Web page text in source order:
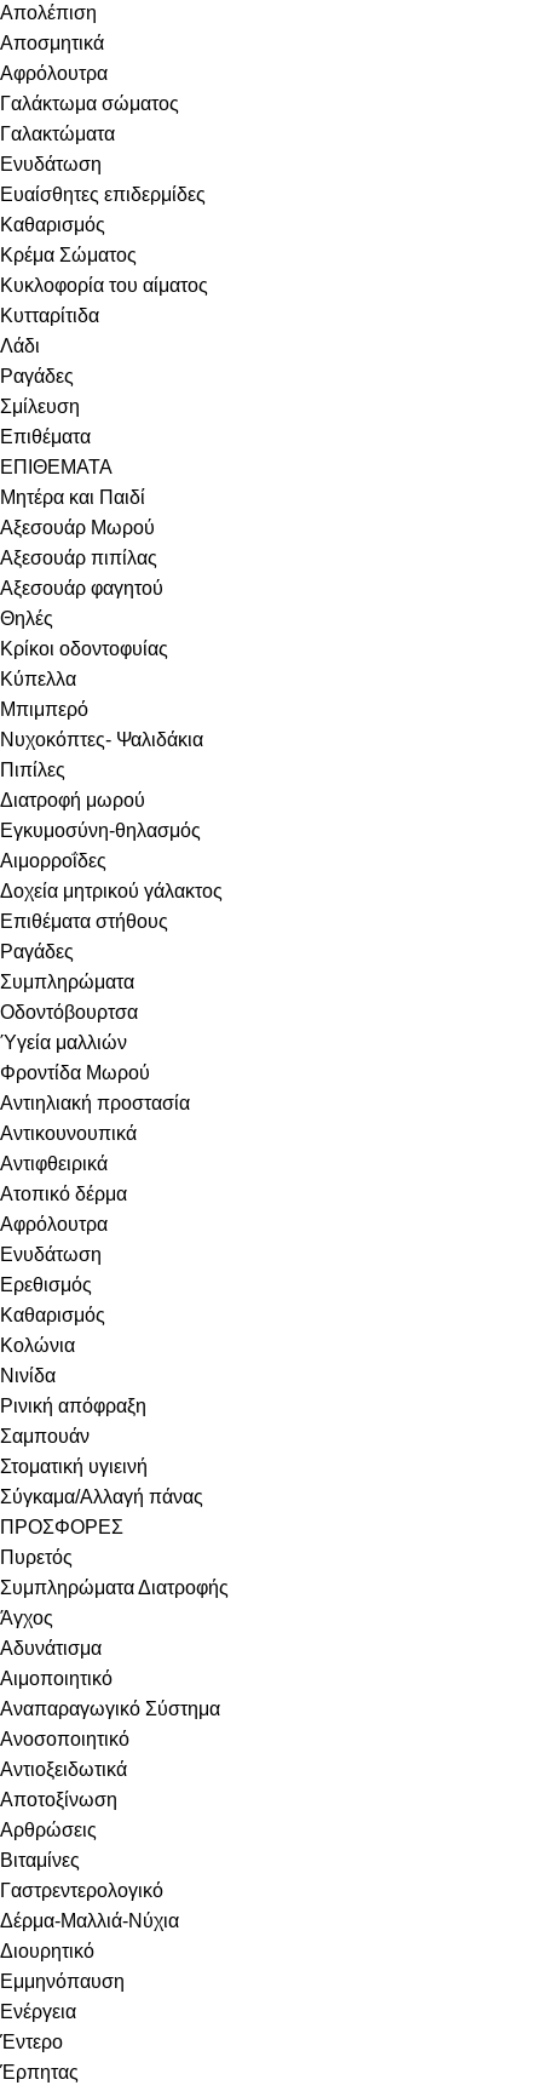
Απολέπιση
Αποσμητικά
Αφρόλουτρα
Γαλάκτωμα σώματος
Γαλακτώματα
Ενυδάτωση
Ευαίσθητες επιδερμίδες
Καθαρισμός
Κρέμα Σώματος
Κυκλοφορία του αίματος
Κυτταρίτιδα
Λάδι
Ραγάδες
Σμίλευση
Επιθέματα
ΕΠΙΘΕΜΑΤΑ
Μητέρα και Παιδί
Αξεσουάρ Μωρού
Αξεσουάρ πιπίλας
Αξεσουάρ φαγητού
Θηλές
Κρίκοι οδοντοφυίας
Κύπελλα
Μπιμπερό
Νυχοκόπτες- Ψαλιδάκια
Πιπίλες
Διατροφή μωρού
Εγκυμοσύνη-θηλασμός
Αιμορροΐδες
Δοχεία μητρικού γάλακτος
Επιθέματα στήθους
Ραγάδες
Συμπληρώματα
Οδοντόβουρτσα
Ύγεία μαλλιών
Φροντίδα Μωρού
Αντιηλιακή προστασία
Αντικουνουπικά
Αντιφθειρικά
Ατοπικό δέρμα
Αφρόλουτρα
Ενυδάτωση
Ερεθισμός
Καθαρισμός
Κολώνια
Νινίδα
Ρινική απόφραξη
Σαμπουάν
Στοματική υγιεινή
Σύγκαμα/Αλλαγή πάνας
ΠΡΟΣΦΟΡΕΣ
Πυρετός
Συμπληρώματα Διατροφής
Άγχος
Αδυνάτισμα
Αιμοποιητικό
Αναπαραγωγικό Σύστημα
Ανοσοποιητικό
Αντιοξειδωτικά
Αποτοξίνωση
Αρθρώσεις
Βιταμίνες
Γαστρεντερολογικό
Δέρμα-Μαλλιά-Νύχια
Διουρητικό
Εμμηνόπαυση
Ενέργεια
Έντερο
Έρπητας